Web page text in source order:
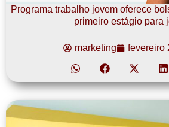
Programa trabalho jovem oferece
primeiro estágio para
marketing fevereiro